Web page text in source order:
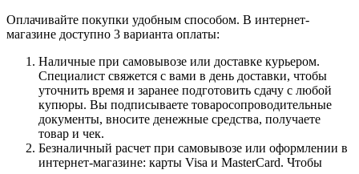
Оплачивайте покупки удобным способом. В интернет-
магазине доступно 3 варианта оплаты:
Наличные при самовывозе или доставке курьером.
Специалист свяжется с вами в день доставки, чтобы
уточнить время и заранее подготовить сдачу с любой
купюры. Вы подписываете товаросопроводительные
документы, вносите денежные средства, получаете
товар и чек.
Безналичный расчет при самовывозе или оформлении в
интернет-магазине: карты Visa и MasterCard. Чтобы